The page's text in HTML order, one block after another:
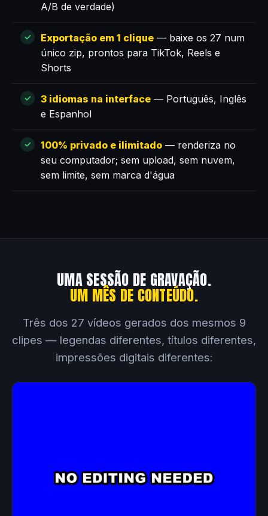
A/B de verdade)
Exportação em 1 clique — baixe os 27 num
único zip, prontos para TikTok, Reels e
Shorts
3 idiomas na interface — Português, Inglês
e Espanhol
100% privado e ilimitado — renderiza no
seu computador; sem upload, sem nuvem,
sem limite, sem marca d'água
UMA SESSÃO DE GRAVAÇÃO.
UM MÊS DE CONTEÚDO.
Três dos 27 vídeos gerados dos mesmos 9
clipes — legendas diferentes, títulos diferentes,
impressões digitais diferentes: